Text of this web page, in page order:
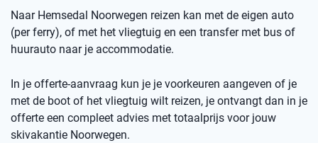
Naar Hemsedal Noorwegen reizen kan met de eigen auto
(per ferry), of met het vliegtuig en een transfer met bus of
huurauto naar je accommodatie.
In je offerte-aanvraag kun je je voorkeuren aangeven of je
met de boot of het vliegtuig wilt reizen, je ontvangt dan in je
offerte een compleet advies met totaalprijs voor jouw
skivakantie Noorwegen.